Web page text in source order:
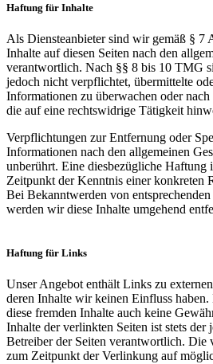
Haftung für Inhalte
Als Diensteanbieter sind wir gemäß § 7
Inhalte auf diesen Seiten nach den
verantwortlich. Nach §§ 8 bis 10 TMG
jedoch nicht verpflichtet, übermittelte
Informationen zu überwachen oder
die auf eine rechtswidrige Tätigkeit
Verpflichtungen zur Entfernung oder
Informationen nach den allgemeinen
unberührt. Eine diesbezügliche Haftung
Zeitpunkt der Kenntnis einer konkreten
Bei Bekanntwerden von
werden wir diese Inhalte umgehend
Haftung für Links
Unser Angebot enthält Links zu
deren Inhalte wir keinen Einfluss
diese fremden Inhalte auch keine
Inhalte der verlinkten Seiten ist stets
Betreiber der Seiten verantwortlich. Die
zum Zeitpunkt der Verlinkung auf